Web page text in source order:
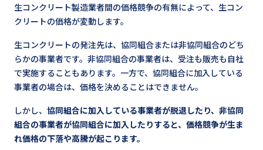
生コンクリート製造業者間の価格競争の有無によって、生コン
クリートの価格が変動します。
生コンクリートの発注先は、協同組合または非協同組合のどち
らかの事業者です。非協同組合の事業者は、受注も販売も自社
で実施することもあります。一方で、協同組合に加入している
事業者の場合は、価格を決めることはできません。
しかし、 協同組合に加入している事業者が脱退したり、非協同
組合の事業者が協同組合に加入したりすると、価格競争が生ま
れ価格の下落や高騰が起こります。